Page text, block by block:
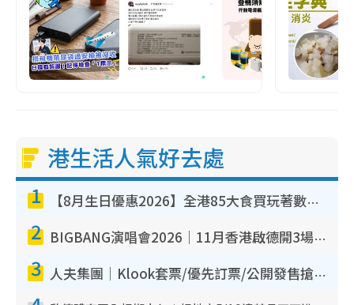
港生活人氣好去處
1 【8月生日優惠2026】全港85大食買玩著數攻略 自助餐/火鍋放題同行免費＋誠品/DONKI送現金券
2 BIGBANG演唱會2026｜11月香港啟德開3場！實名制VIP申請、優先購票攻略
3 人夫集團｜Klook套票/優先訂票/公開發售搶飛攻略！附票價.購票連結.場地座位表